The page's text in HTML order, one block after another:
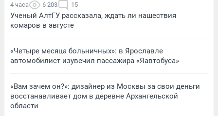
4 часа 6 203 15
Ученый АлтГУ рассказала, ждать ли нашествия
комаров в августе
«Четыре месяца больничных»: в Ярославле
автомобилист изувечил пассажира «Яавтобуса»
«Вам зачем он?»: дизайнер из Москвы за свои деньги
восстанавливает дом в деревне Архангельской
области